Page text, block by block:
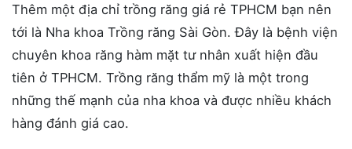
Thêm một địa chỉ trồng răng giá rẻ TPHCM bạn nên
tới là Nha khoa Trồng răng Sài Gòn. Đây là bệnh viện
chuyên khoa răng hàm mặt tư nhân xuất hiện đầu
tiên ở TPHCM. Trồng răng thẩm mỹ là một trong
những thế mạnh của nha khoa và được nhiều khách
hàng đánh giá cao.